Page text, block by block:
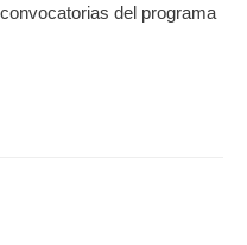
del programa